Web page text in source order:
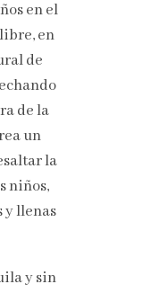
en el
en
de
de la
un
la
niños,
y llenas
y sin